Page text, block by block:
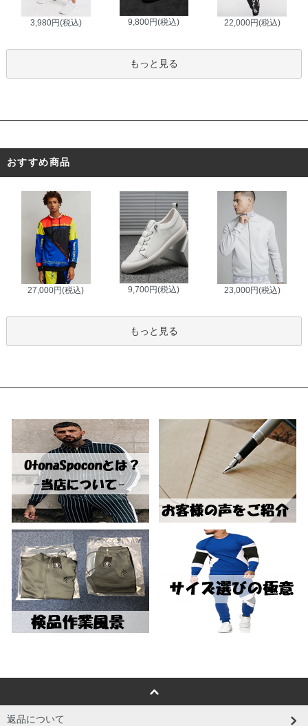
3,980円(税込) 9,800円(税込) 22,000円(税込)
もっと見る
おすすめ商品
27,000円(税込) 9,700円(税込) 23,000円(税込)
もっと見る
返品について